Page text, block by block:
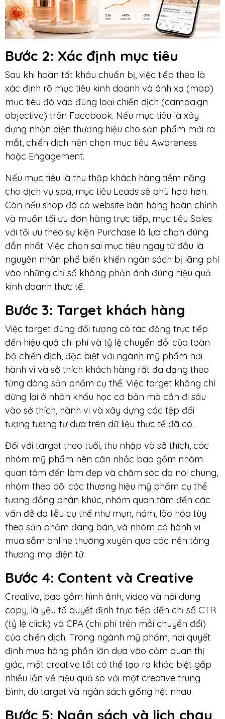
Bước 2: Xác định mục tiêu
Sau khi hoàn tất khâu chuẩn bị, việc tiếp theo là
xác định rõ mục tiêu kinh doanh và ánh xạ (map)
mục tiêu đó vào đúng loại chiến dịch (campaign
objective) trên Facebook. Nếu mục tiêu là xây
dựng nhận diện thương hiệu cho sản phẩm mới ra
mắt, chiến dịch nên chọn mục tiêu Awareness
hoặc Engagement.
Nếu mục tiêu là thu thập khách hàng tiềm năng
cho dịch vụ spa, mục tiêu Leads sẽ phù hợp hơn.
Còn nếu shop đã có website bán hàng hoàn chỉnh
và muốn tối ưu đơn hàng trực tiếp, mục tiêu Sales
với tối ưu theo sự kiện Purchase là lựa chọn đúng
đắn nhất. Việc chọn sai mục tiêu ngay từ đầu là
nguyên nhân phổ biến khiến ngân sách bị lãng phí
vào những chỉ số không phản ánh đúng hiệu quả
kinh doanh thực tế.
Bước 3: Target khách hàng
Việc target đúng đối tượng có tác động trực tiếp
đến hiệu quả chi phí và tỷ lệ chuyển đổi của toàn
bộ chiến dịch, đặc biệt với ngành mỹ phẩm nơi
hành vi và sở thích khách hàng rất đa dạng theo
từng dòng sản phẩm cụ thể. Việc target không chỉ
dừng lại ở nhân khẩu học cơ bản mà cần đi sâu
vào sở thích, hành vi và xây dựng các tệp đối
tượng tương tự dựa trên dữ liệu thực tế đã có.
Đối với target theo tuổi, thu nhập và sở thích, các
nhóm mỹ phẩm nên cân nhắc bao gồm nhóm
quan tâm đến làm đẹp và chăm sóc da nói chung,
nhóm theo dõi các thương hiệu mỹ phẩm cụ thể
tương đồng phân khúc, nhóm quan tâm đến các
vấn đề da liễu cụ thể như mụn, nám, lão hóa tùy
theo sản phẩm đang bán, và nhóm có hành vi
mua sắm online thường xuyên qua các nền tảng
thương mại điện tử.
Bước 4: Content và Creative
Creative, bao gồm hình ảnh, video và nội dung
copy, là yếu tố quyết định trực tiếp đến chỉ số CTR
(tỷ lệ click) và CPA (chi phí trên mỗi chuyển đổi)
của chiến dịch. Trong ngành mỹ phẩm, nơi quyết
định mua hàng phần lớn dựa vào cảm quan thị
giác, một creative tốt có thể tạo ra khác biệt gấp
nhiều lần về hiệu quả so với một creative trung
bình, dù target và ngân sách giống hệt nhau.
Bước 5: Ngân sách và lịch chạy